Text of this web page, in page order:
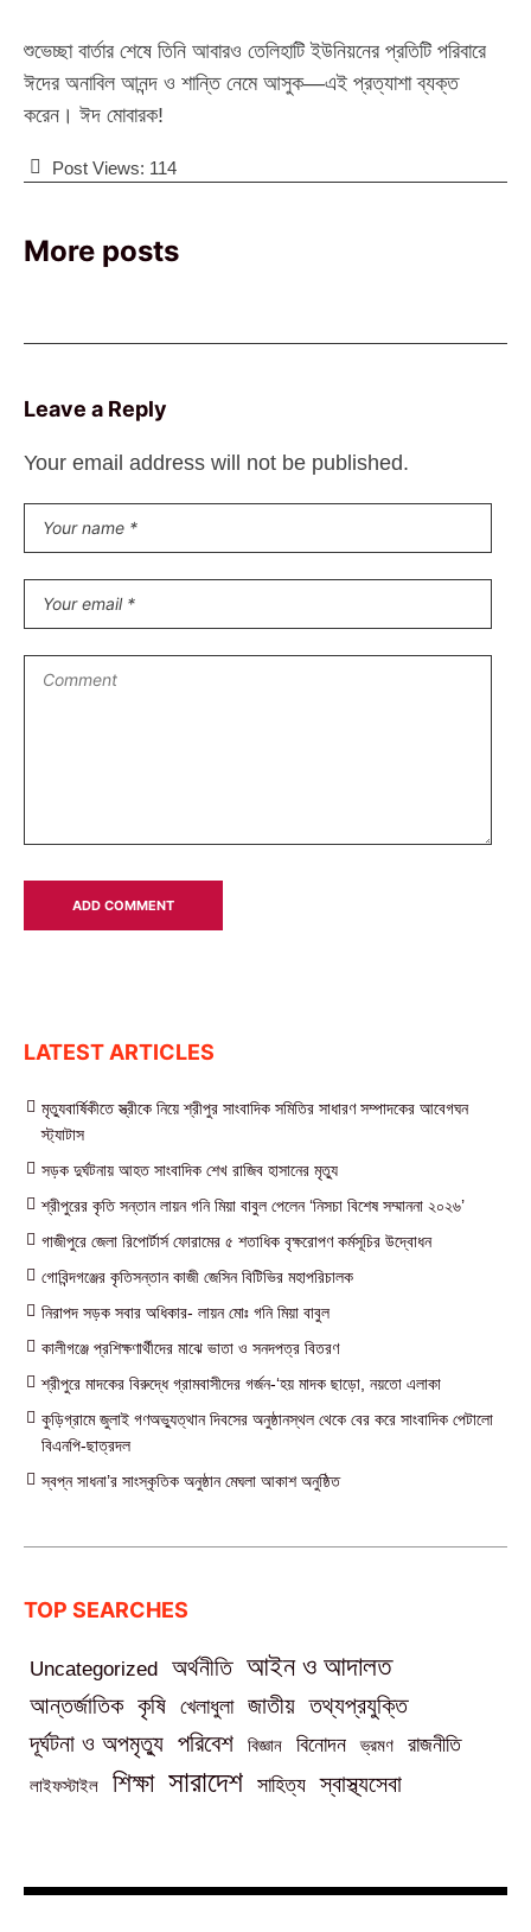
‎​শুভেচ্ছা বার্তার শেষে তিনি আবারও তেলিহাটি ইউনিয়নের প্রতিটি পরিবারে
ঈদের অনাবিল আনন্দ ও শান্তি নেমে আসুক—এই প্রত্যাশা ব্যক্ত
করেন। ঈদ মোবারক!
Post Views: 114
More posts
Leave a Reply
Your email address will not be published.
LATEST ARTICLES
মৃত্যুবার্ষিকীতে স্ত্রীকে নিয়ে শ্রীপুর সাংবাদিক সমিতির সাধারণ সম্পাদকের আবেগঘন
স্ট্যাটাস
সড়ক দুর্ঘটনায় আহত সাংবাদিক শেখ রাজিব হাসানের মৃত্যু
শ্রীপুরের কৃতি সন্তান লায়ন গনি মিয়া বাবুল পেলেন ‘নিসচা বিশেষ সম্মাননা ২০২৬’
গাজীপুরে জেলা রিপোর্টার্স ফোরামের ৫ শতাধিক বৃক্ষরোপণ কর্মসূচির উদ্বোধন
গোবিন্দগঞ্জের কৃতিসন্তান কাজী জেসিন বিটিভির মহাপরিচালক
নিরাপদ সড়ক সবার অধিকার- লায়ন মোঃ গনি মিয়া বাবুল
কালীগঞ্জে প্রশিক্ষণার্থীদের মাঝে ভাতা ও সনদপত্র বিতরণ
শ্রীপুরে মাদকের বিরুদ্ধে গ্রামবাসীদের গর্জন-‘হয় মাদক ছাড়ো, নয়তো এলাকা
কুড়িগ্রামে জুলাই গণঅভ্যুত্থান দিবসের অনুষ্ঠানস্থল থেকে বের করে সাংবাদিক পেটালো
বিএনপি-ছাত্রদল
স্বপ্ন সাধনা’র সাংস্কৃতিক অনুষ্ঠান মেঘলা আকাশ অনুষ্ঠিত
TOP SEARCHES
Uncategorized অর্থনীতি আইন ও আদালত
আন্তর্জাতিক কৃষি খেলাধুলা জাতীয় তথ্যপ্রযুক্তি
দূর্ঘটনা ও অপমৃত্যু পরিবেশ বিজ্ঞান বিনোদন ভ্রমণ রাজনীতি
লাইফস্টাইল শিক্ষা সারাদেশ সাহিত্য স্বাস্থ্যসেবা